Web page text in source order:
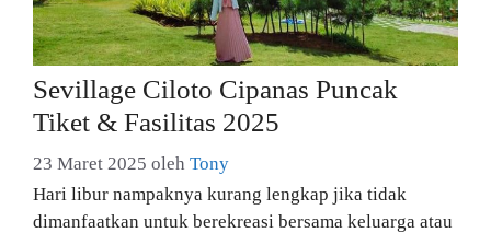
Sevillage Ciloto Cipanas Puncak
Tiket & Fasilitas 2025
23 Maret 2025 oleh Tony
Hari libur nampaknya kurang lengkap jika tidak
dimanfaatkan untuk berekreasi bersama keluarga atau